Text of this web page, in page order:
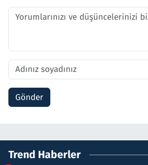
Gönder
Trend Haberler